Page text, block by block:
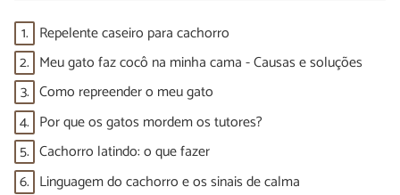
1. Repelente caseiro para cachorro
2. Meu gato faz cocô na minha cama - Causas e soluções
3. Como repreender o meu gato
4. Por que os gatos mordem os tutores?
5. Cachorro latindo: o que fazer
6. Linguagem do cachorro e os sinais de calma